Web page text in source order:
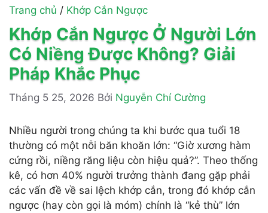
Trang chủ / Khớp Cắn Ngược
Khớp Cắn Ngược Ở Người Lớn
Có Niềng Được Không? Giải
Pháp Khắc Phục
Tháng 5 25, 2026 Bởi Nguyễn Chí Cường
Nhiều người trong chúng ta khi bước qua tuổi 18
thường có một nỗi băn khoăn lớn: “Giờ xương hàm
cứng rồi, niềng răng liệu còn hiệu quả?”. Theo thống
kê, có hơn 40% người trưởng thành đang gặp phải
các vấn đề về sai lệch khớp cắn, trong đó khớp cắn
ngược (hay còn gọi là móm) chính là “kẻ thù” lớn